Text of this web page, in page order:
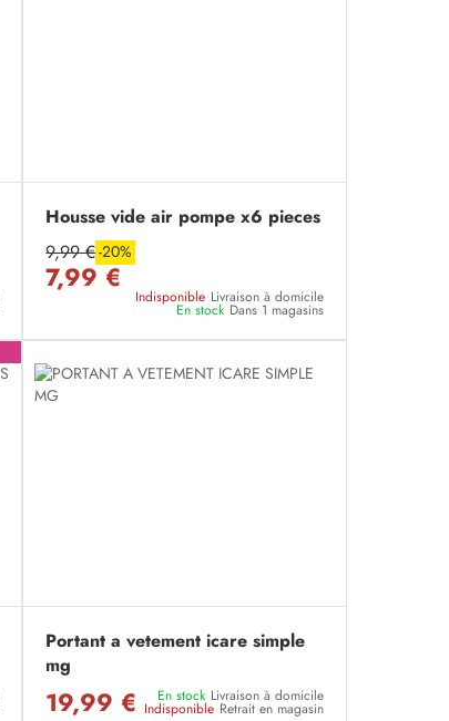
Housse vide air pompe x6 pieces
9,99 €-20%
7,99 €
Indisponible Livraison à domicile
En stock Dans 1 magasins
Portant a vetement icare simple
mg
19,99 € En stock Livraison à domicile
Indisponible Retrait en magasin